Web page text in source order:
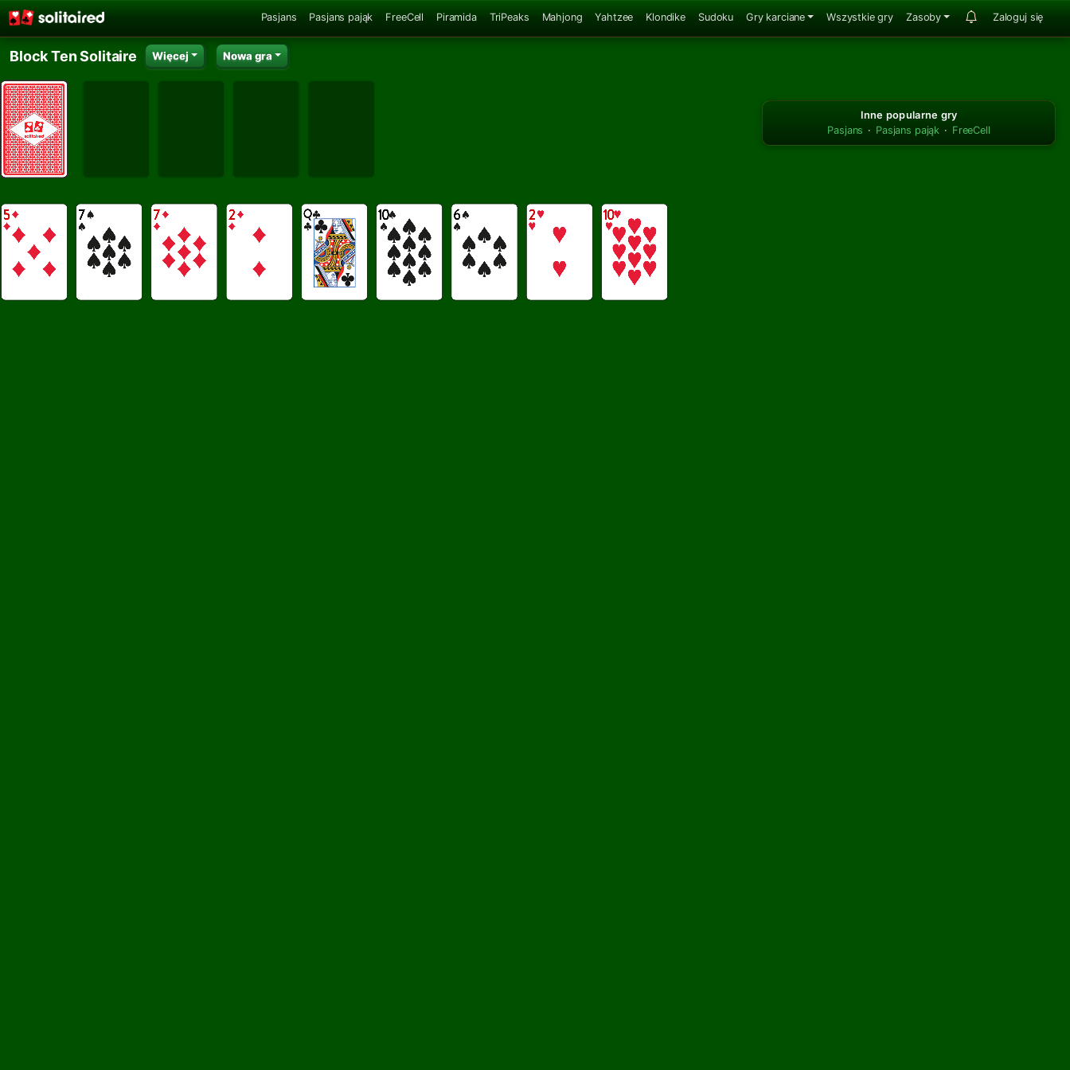
Pasjans Pasjans pająk FreeCell Piramida TriPeaks Mahjong Yahtzee Klondike Sudoku Gry karciane Wszystkie gry Zasoby Zaloguj się
Block Ten Solitaire Więcej Nowa gra
Inne popularne gry
Pasjans · Pasjans pająk · FreeCell